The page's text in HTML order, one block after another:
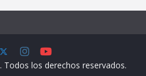
. Todos los derechos reservados.